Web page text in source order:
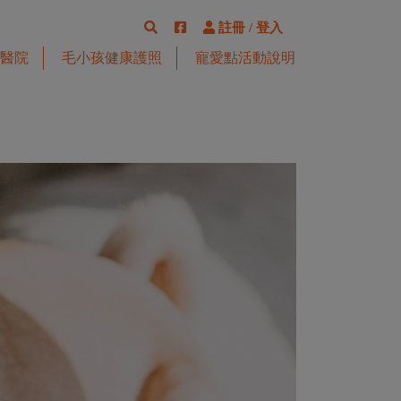
註冊 / 登入
院 毛小孩健康護照 寵愛點活動說明